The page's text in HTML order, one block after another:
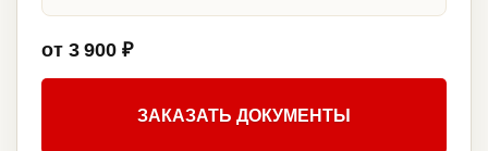
от 3 900 ₽
ЗАКАЗАТЬ ДОКУМЕНТЫ